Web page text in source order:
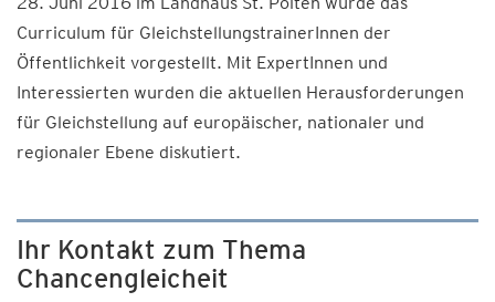
Curriculum für GleichstellungstrainerInnen der
Öffentlichkeit vorgestellt. Mit ExpertInnen und
Interessierten wurden die aktuellen Herausforderungen
für Gleichstellung auf europäischer, nationaler und
regionaler Ebene diskutiert.
Ihr Kontakt zum Thema
Chancengleicheit